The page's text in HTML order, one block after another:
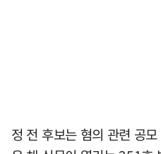
정 전 후보는 혐의 관련 공